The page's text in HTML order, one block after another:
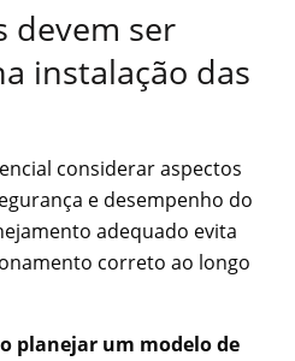
devem ser
instalação das
considerar aspectos
e desempenho do
adequado evita
correto ao longo
planejar um modelo de